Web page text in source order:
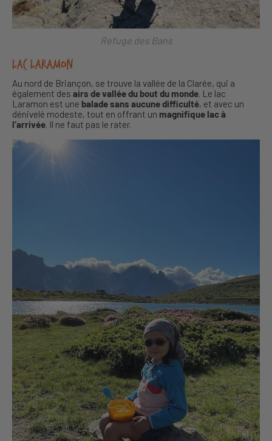
Refuge des Bans
Lac Laramon
Au nord de Briançon, se trouve la vallée de la Clarée, qui a
également des airs de vallée du bout du monde. Le lac
Laramon est une balade sans aucune difficulté, et avec un
dénivelé modeste, tout en offrant un magnifique lac à
l’arrivée. Il ne faut pas le rater.